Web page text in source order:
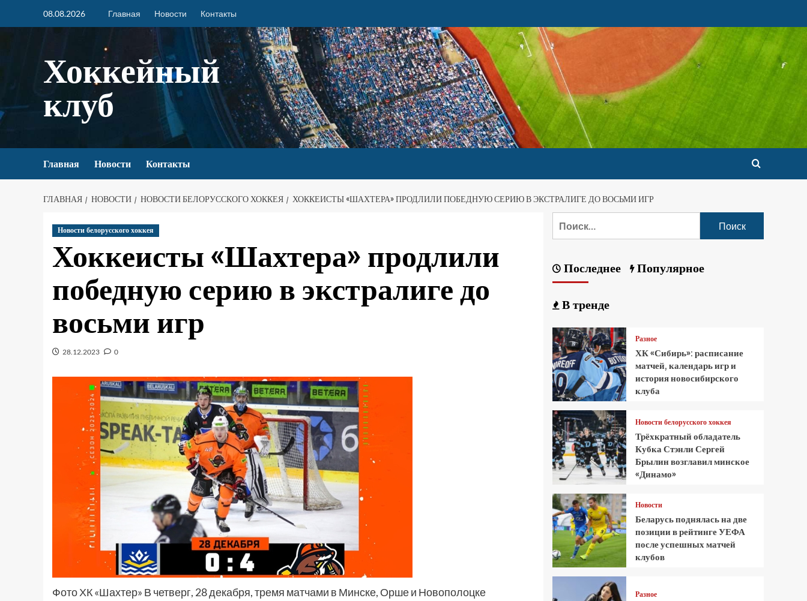
08.08.2026 Главная Новости Контакты
Хоккейный
клуб
Главная Новости Контакты
ГЛАВНАЯ НОВОСТИ НОВОСТИ БЕЛОРУССКОГО ХОККЕЯ ХОККЕИСТЫ «ШАХТЕРА» ПРОДЛИЛИ ПОБЕДНУЮ СЕРИЮ В ЭКСТРАЛИГЕ ДО ВОСЬМИ ИГР
Новости белорусского хоккея
Хоккеисты «Шахтера» продлили
победную серию в экстралиге до
восьми игр
28.12.2023 0
Фото ХК «Шахтер» В четверг, 28 декабря, тремя матчами в Минске, Орше и Новополоцке
Последнее Популярное
В тренде
Разное
ХК «Сибирь»: расписание
матчей, календарь игр и
история новосибирского
клуба
Новости белорусского хоккея
Трёхкратный обладатель
Кубка Стэнли Сергей
Брылин возглавил минское
«Динамо»
Новости
Беларусь поднялась на две
позиции в рейтинге УЕФА
после успешных матчей
клубов
Разное